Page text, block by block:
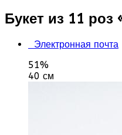
Букет из 11 роз
Электронная почта
51%
40 см